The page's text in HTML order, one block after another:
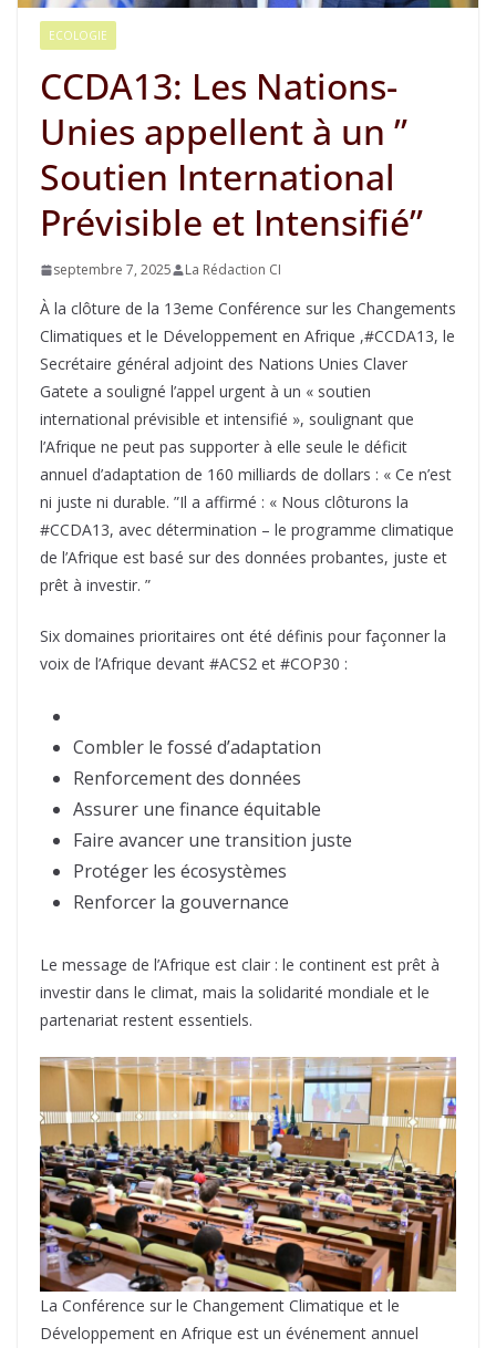
ECOLOGIE
CCDA13: Les Nations-
Unies appellent à un ”
Soutien International
Prévisible et Intensifié”
septembre 7, 2025 La Rédaction CI
À la clôture de la 13eme Conférence sur les Changements
Climatiques et le Développement en Afrique ,#CCDA13, le
Secrétaire général adjoint des Nations Unies Claver
Gatete a souligné l’appel urgent à un « soutien
international prévisible et intensifié », soulignant que
l’Afrique ne peut pas supporter à elle seule le déficit
annuel d’adaptation de 160 milliards de dollars : « Ce n’est
ni juste ni durable. ”Il a affirmé : « Nous clôturons la
#CCDA13, avec détermination – le programme climatique
de l’Afrique est basé sur des données probantes, juste et
prêt à investir. ”
Six domaines prioritaires ont été définis pour façonner la
voix de l’Afrique devant #ACS2 et #COP30 :
Combler le fossé d’adaptation
Renforcement des données
Assurer une finance équitable
Faire avancer une transition juste
Protéger les écosystèmes
Renforcer la gouvernance
Le message de l’Afrique est clair : le continent est prêt à
investir dans le climat, mais la solidarité mondiale et le
partenariat restent essentiels.
La Conférence sur le Changement Climatique et le
Développement en Afrique est un événement annuel